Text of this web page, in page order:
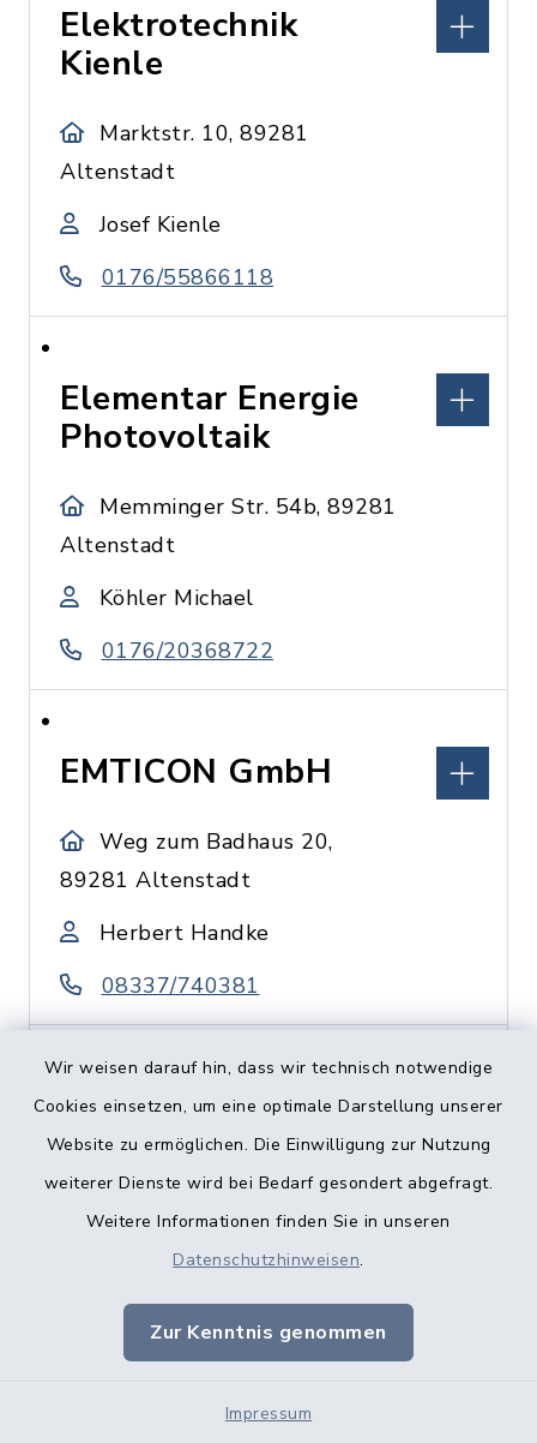
Wir weisen darauf hin, dass wir technisch notwendige
Cookies einsetzen, um eine optimale Darstellung unserer
Website zu ermöglichen. Die Einwilligung zur Nutzung
weiterer Dienste wird bei Bedarf gesondert abgefragt.
Weitere Informationen finden Sie in unseren
Datenschutzhinweisen.
Zur Kenntnis genommen
Impressum
Elektrotechnik
Kienle
Marktstr. 10, 89281
Altenstadt
Josef Kienle
0176/55866118
Elementar Energie
Photovoltaik
Memminger Str. 54b, 89281
Altenstadt
Köhler Michael
0176/20368722
EMTICON GmbH
Weg zum Badhaus 20,
89281 Altenstadt
Herbert Handke
08337/740381
ENER-Net GmbH
Fabrikstraße 7, 89281
Altenstadt
Herbert Handke
08337/740381